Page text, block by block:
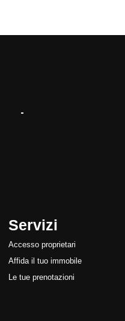
Servizi
Accesso proprietari
Affida il tuo immobile
Le tue prenotazioni